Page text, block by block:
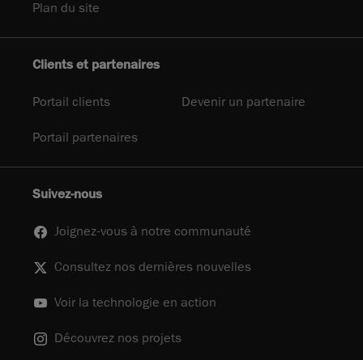
Plan du site
Clients et partenaires
Portail clients Devenir un partenaire
Portail partenaires
Suivez-nous
Joignez-vous à notre communauté
Consultez nos dernières nouvelles
Voir la technologie en action
Découvrez nos projets